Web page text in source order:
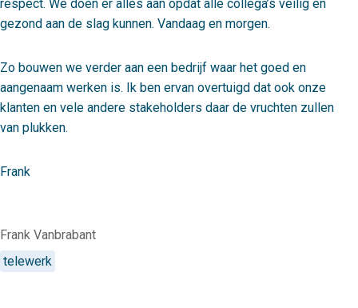
respect. We doen er alles aan opdat alle collega’s veilig en
gezond aan de slag kunnen. Vandaag en morgen.
Zo bouwen we verder aan een bedrijf waar het goed en
aangenaam werken is. Ik ben ervan overtuigd dat ook onze
klanten en vele andere stakeholders daar de vruchten zullen
van plukken.
Frank
telewerk
Frank Vanbrabant